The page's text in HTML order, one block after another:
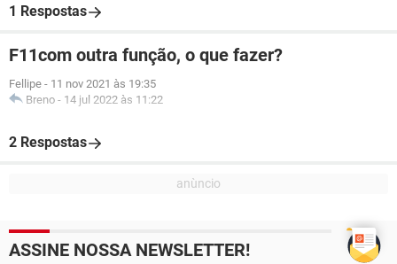
1 Respostas
F11com outra função, o que fazer?
Fellipe - 11 nov 2021 às 19:35
Breno - 14 jul 2022 às 11:22
2 Respostas
ASSINE NOSSA NEWSLETTER!